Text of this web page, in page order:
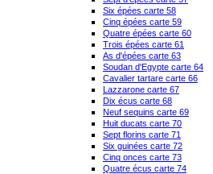
Six épées carte 58
Cinq épées carte 59
Quatre épées carte 60
Trois épées carte 61
As d'épées carte 63
Soudan d'Egypte carte 64
Cavalier tartare carte 66
Lazzarone carte 67
Dix écus carte 68
Neuf sequins carte 69
Huit ducats carte 70
Sept florins carte 71
Six guinées carte 72
Cinq onces carte 73
Quatre écus carte 74